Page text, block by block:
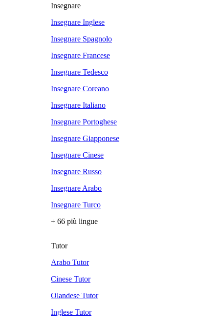
Insegnare
Insegnare Inglese
Insegnare Spagnolo
Insegnare Francese
Insegnare Tedesco
Insegnare Coreano
Insegnare Italiano
Insegnare Portoghese
Insegnare Giapponese
Insegnare Cinese
Insegnare Russo
Insegnare Arabo
Insegnare Turco
+ 66 più lingue
Tutor
Arabo Tutor
Cinese Tutor
Olandese Tutor
Inglese Tutor